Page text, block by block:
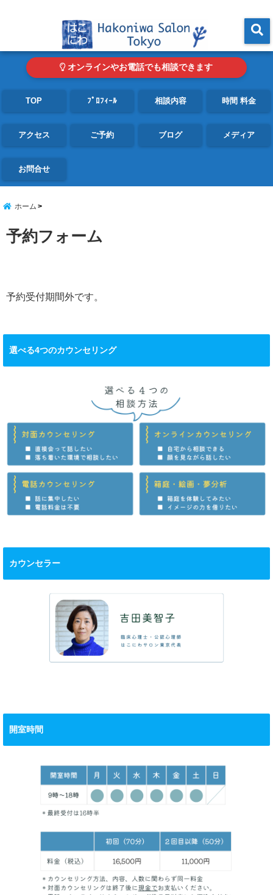
オンラインやお電話でも相談できます
TOP ﾌﾟﾛﾌｨｰﾙ 相談内容 時間 料金
アクセス ご予約 ブログ メディア
お問合せ
ホーム
予約フォーム
予約受付期間外です。
選べる4つのカウンセリング
カウンセラー
開室時間